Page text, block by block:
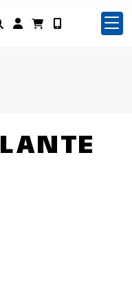
Identifícate